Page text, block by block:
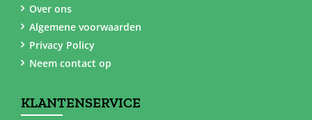
Over ons
Algemene voorwaarden
Privacy Policy
Neem contact op
KLANTENSERVICE